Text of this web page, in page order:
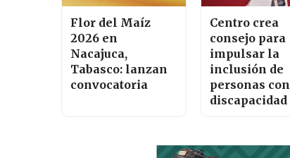
Flor del Maíz
2026 en
Nacajuca,
Tabasco: lanzan
convocatoria
Centro crea
consejo para
impulsar la
inclusión de
personas con
discapacidad